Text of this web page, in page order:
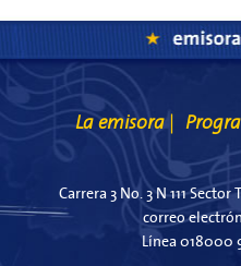
La emisora
Carrera 3 No. 3 N 111
correo
Línea 018000